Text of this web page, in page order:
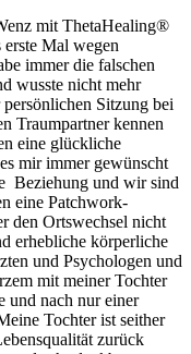
mit ThetaHealing®
erste Mal wegen
immer die falschen
wusste nicht mehr
Sitzung bei
Traumpartner kennen
eine glückliche
mir immer gewünscht
Beziehung und wir sind
eine Patchwork-
den Ortswechsel nicht
erhebliche körperliche
und Psychologen und
mit meiner Tochter
und nach nur einer
Tochter ist seither
zurück